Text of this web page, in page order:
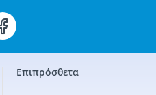
Επιπρόσθετα